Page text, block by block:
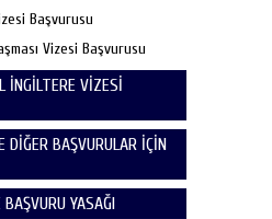
Başvurusu
Vizesi Başvurusu
İNGİLTERE VİZESİ
DİĞER BAŞVURULAR İÇİN
YASAĞI